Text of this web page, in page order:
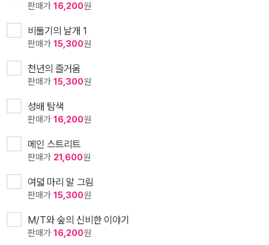
판매가 16,200원
비둘기의 날개 1
판매가 15,300원
천년의 즐거움
판매가 15,300원
성배 탐색
판매가 16,200원
메인 스트리트
판매가 21,600원
여덟 마리 말 그림
판매가 15,300원
M/T와 숲의 신비한 이야기
판매가 16,200원